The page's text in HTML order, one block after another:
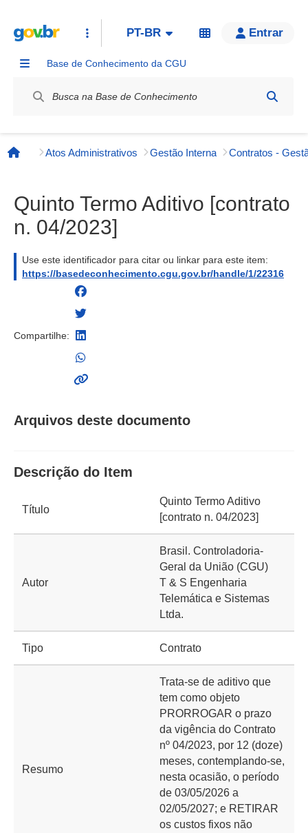
PT-BR Entrar
Base de Conhecimento da CGU
Página inicial
Atos Administrativos Gestão Interna Contratos -
Quinto Termo Aditivo [contrato
n. 04/2023]
Use este identificador para citar ou linkar para este item:
https://basedeconhecimento.cgu.gov.br/handle/1/22316
Compartilhe:
Arquivos deste documento
Descrição do Item
Título
Quinto Termo Aditivo
[contrato n. 04/2023]
Autor
Brasil. Controladoria-
Geral da União (CGU)
T & S Engenharia
Telemática e Sistemas
Ltda.
Tipo Contrato
Resumo
Trata-se de aditivo que
tem como objeto
PRORROGAR o prazo
da vigência do Contrato
nº 04/2023, por 12 (doze)
meses, contemplando-se,
nesta ocasião, o período
de 03/05/2026 a
02/05/2027; e RETIRAR
os custos fixos não